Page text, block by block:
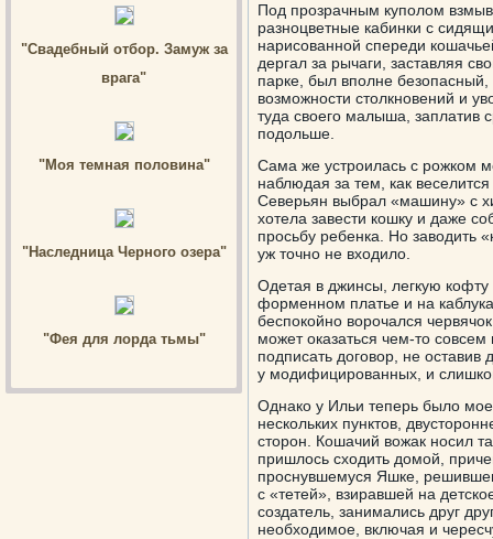
"Свадебный отбор. Замуж за
врага"
"Моя темная половина"
"Наследница Черного озера"
"Фея для лорда тьмы"
Под прозрачным куполом
разноцветные кабинки с
нарисованной спереди
дергал за рычаги, заставляя
парке, был вполне
возможности столкновений и
туда своего малыша, заплатив
подольше.
Сама же устроилась с рожком
наблюдая за тем, как
Северьян выбрал «машину» с
хотела завести кошку и даже
просьбу ребенка. Но заводить
уж точно не входило.
Одетая в джинсы, легкую кофту
форменном платье и на
беспокойно ворочался
может оказаться чем-то
подписать договор, не
у модифицированных, и
Однако у Ильи теперь было
нескольких пунктов,
сторон. Кошачий вожак носил
пришлось сходить домой,
проснувшемуся Яшке,
с «тетей», взиравшей на
создатель, занимались друг
необходимое, включая и